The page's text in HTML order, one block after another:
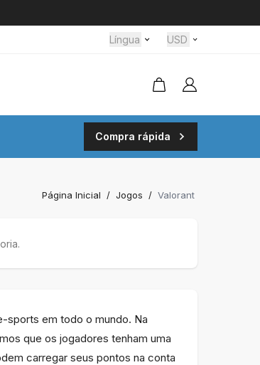
Língua USD
Compra rápida
Página Inicial / Jogos / Valorant
sports em todo o mundo. Na
que os jogadores tenham uma
carregar seus pontos na conta